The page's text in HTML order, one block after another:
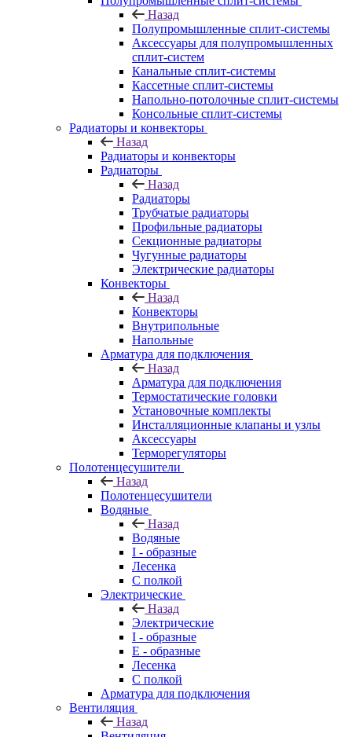
Назад
Полупромышленные сплит-системы
Аксессуары для полупромышленных
сплит-систем
Канальные сплит-системы
Кассетные сплит-системы
Напольно-потолочные сплит-системы
Консольные сплит-системы
Радиаторы и конвекторы
Назад
Радиаторы и конвекторы
Радиаторы
Назад
Радиаторы
Трубчатые радиаторы
Профильные радиаторы
Секционные радиаторы
Чугунные радиаторы
Электрические радиаторы
Конвекторы
Назад
Конвекторы
Внутрипольные
Напольные
Арматура для подключения
Назад
Арматура для подключения
Термостатические головки
Установочные комплекты
Инсталляционные клапаны и узлы
Аксессуары
Терморегуляторы
Полотенцесушители
Назад
Полотенцесушители
Водяные
Назад
Водяные
I - образные
Лесенка
С полкой
Электрические
Назад
Электрические
I - образные
E - образные
Лесенка
С полкой
Арматура для подключения
Вентиляция
Назад